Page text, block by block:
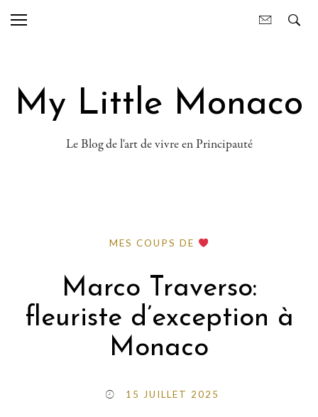
My Little Monaco
Le Blog de l'art de vivre en Principauté
MES COUPS DE
Marco Traverso:
fleuriste d’exception à
Monaco
15 JUILLET 2025